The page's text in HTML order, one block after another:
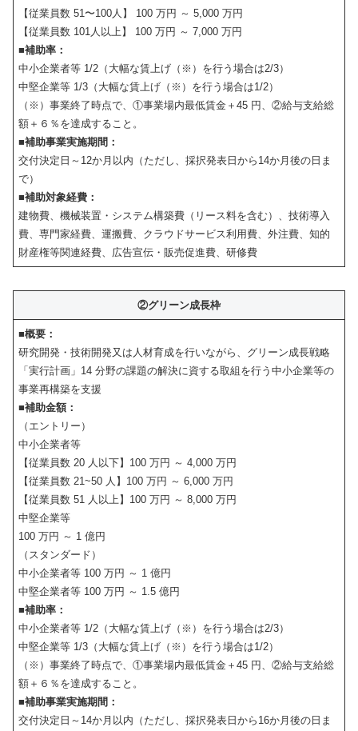
【従業員数 51〜100人】 100 万円 ～ 5,000 万円
【従業員数 101人以上】 100 万円 ～ 7,000 万円
■補助率：
中小企業者等 1/2（大幅な賃上げ（※）を行う場合は2/3）
中堅企業等 1/3（大幅な賃上げ（※）を行う場合は1/2）
（※）事業終了時点で、①事業場内最低賃金＋45 円、②給与支給総
額＋６％を達成すること。
■補助事業実施期間：
交付決定日～12か月以内（ただし、採択発表日から14か月後の日ま
で）
■補助対象経費：
建物費、機械装置・システム構築費（リース料を含む）、技術導入
費、専門家経費、運搬費、クラウドサービス利用費、外注費、知的
財産権等関連経費、広告宣伝・販売促進費、研修費
②グリーン成長枠
■概要：
研究開発・技術開発又は人材育成を行いながら、グリーン成長戦略
「実行計画」14 分野の課題の解決に資する取組を行う中小企業等の
事業再構築を支援
■補助金額：
（エントリー）
中小企業者等
【従業員数 20 人以下】100 万円 ～ 4,000 万円
【従業員数 21~50 人】100 万円 ～ 6,000 万円
【従業員数 51 人以上】100 万円 ～ 8,000 万円
中堅企業等
100 万円 ～ 1 億円
（スタンダード）
中小企業者等 100 万円 ～ 1 億円
中堅企業者等 100 万円 ～ 1.5 億円
■補助率：
中小企業者等 1/2（大幅な賃上げ（※）を行う場合は2/3）
中堅企業等 1/3（大幅な賃上げ（※）を行う場合は1/2）
（※）事業終了時点で、①事業場内最低賃金＋45 円、②給与支給総
額＋６％を達成すること。
■補助事業実施期間：
交付決定日～14か月以内（ただし、採択発表日から16か月後の日ま